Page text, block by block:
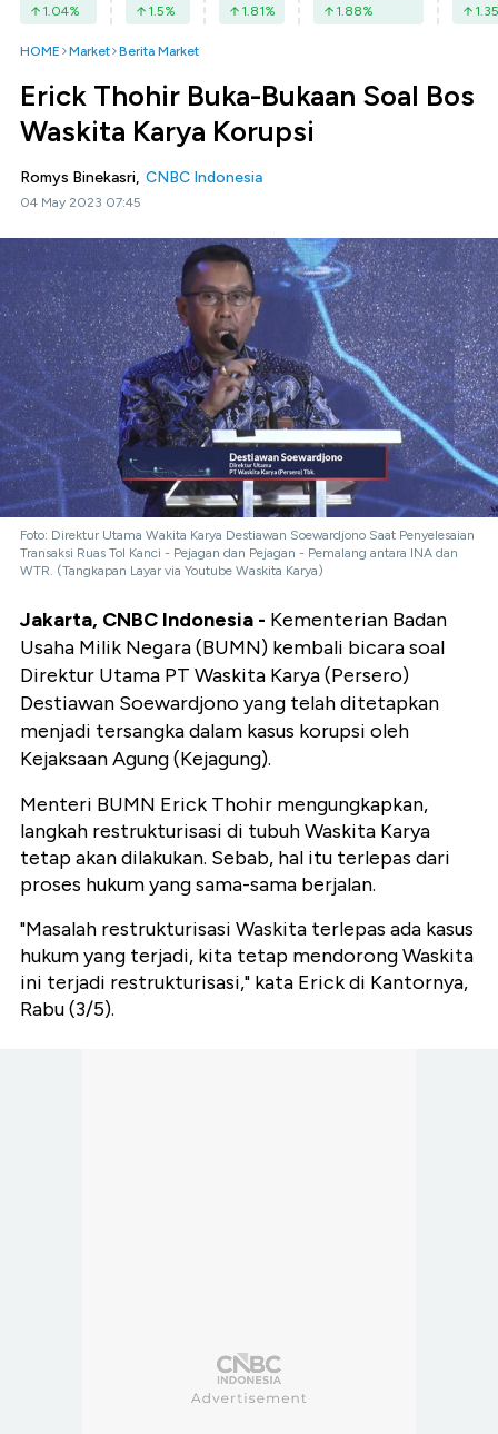
1.04% 1.5% 1.81% 1.88% 1.35
HOME Market Berita Market
Erick Thohir Buka-Bukaan Soal Bos
Waskita Karya Korupsi
Romys Binekasri, CNBC Indonesia
04 May 2023 07:45
Foto: Direktur Utama Wakita Karya Destiawan Soewardjono Saat Penyelesaian
Transaksi Ruas Tol Kanci - Pejagan dan Pejagan - Pemalang antara INA dan
WTR. (Tangkapan Layar via Youtube Waskita Karya)
Jakarta, CNBC Indonesia - Kementerian Badan
Usaha Milik Negara (BUMN) kembali bicara soal
Direktur Utama PT Waskita Karya (Persero)
Destiawan Soewardjono yang telah ditetapkan
menjadi tersangka dalam kasus korupsi oleh
Kejaksaan Agung (Kejagung).
Menteri BUMN Erick Thohir mengungkapkan,
langkah restrukturisasi di tubuh Waskita Karya
tetap akan dilakukan. Sebab, hal itu terlepas dari
proses hukum yang sama-sama berjalan.
"Masalah restrukturisasi Waskita terlepas ada kasus
hukum yang terjadi, kita tetap mendorong Waskita
ini terjadi restrukturisasi," kata Erick di Kantornya,
Rabu (3/5).